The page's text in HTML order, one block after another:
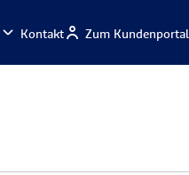
Kontakt Zum Kundenportal